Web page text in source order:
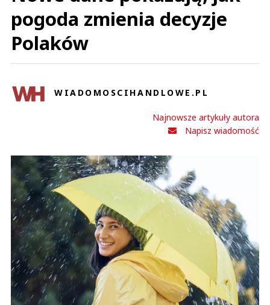
pogoda zmienia decyzje
Polaków
WIADOMOSCIHANDLOWE.PL
Najnowsze artykuły autora
Napisz wiadomość